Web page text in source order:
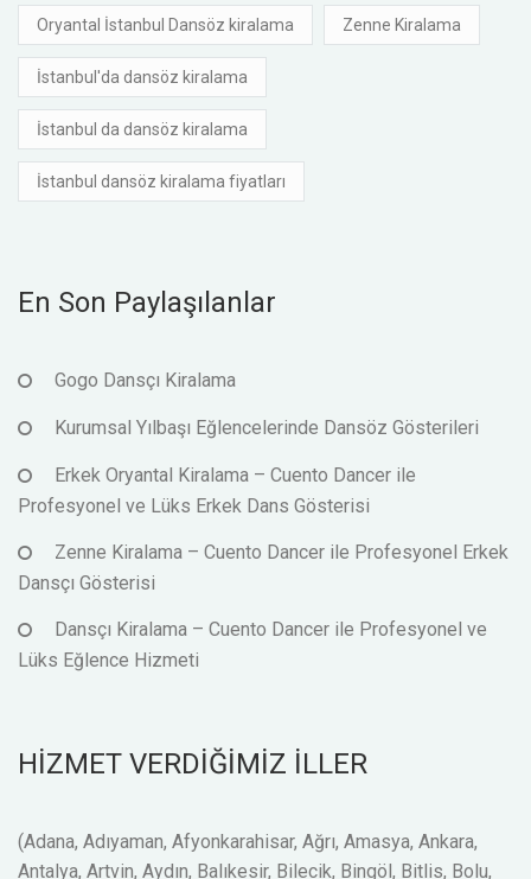
Oryantal İstanbul Dansöz kiralama Zenne Kiralama
İstanbul'da dansöz kiralama
İstanbul da dansöz kiralama
İstanbul dansöz kiralama fiyatları
En Son Paylaşılanlar
Gogo Dansçı Kiralama
Kurumsal Yılbaşı Eğlencelerinde Dansöz Gösterileri
Erkek Oryantal Kiralama – Cuento Dancer ile
Profesyonel ve Lüks Erkek Dans Gösterisi
Zenne Kiralama – Cuento Dancer ile Profesyonel Erkek
Dansçı Gösterisi
Dansçı Kiralama – Cuento Dancer ile Profesyonel ve
Lüks Eğlence Hizmeti
HİZMET VERDİĞİMİZ İLLER
(Adana, Adıyaman, Afyonkarahisar, Ağrı, Amasya, Ankara,
Antalya, Artvin, Aydın, Balıkesir, Bilecik, Bingöl, Bitlis, Bolu,